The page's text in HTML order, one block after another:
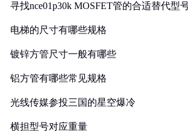
寻找nce01p30k MOSFET管的合适替代型
电梯的尺寸有哪些规格
镀锌方管尺寸一般有哪些
铝方管有哪些常见规格
光线传媒参投三国的星空爆冷
横担型号对应重量